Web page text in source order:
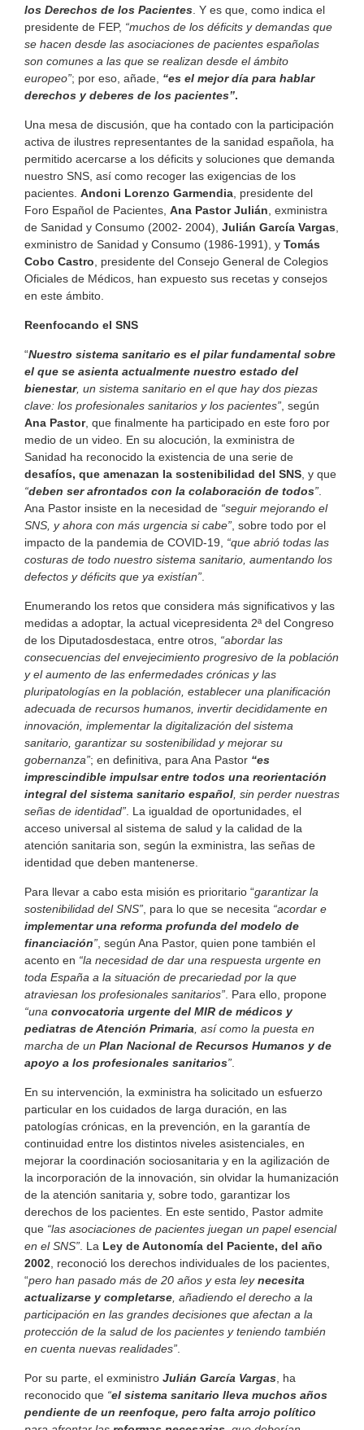
los Derechos de los Pacientes . Y es que, como indica el
presidente de FEP, “muchos de los déficits y demandas que
se hacen desde las asociaciones de pacientes españolas
son comunes a las que se realizan desde el ámbito
europeo”; por eso, añade, “es el mejor día para hablar
derechos y deberes de los pacientes”.
Una mesa de discusión, que ha contado con la participación
activa de ilustres representantes de la sanidad española, ha
permitido acercarse a los déficits y soluciones que demanda
nuestro SNS, así como recoger las exigencias de los
pacientes. Andoni Lorenzo Garmendia , presidente del
Foro Español de Pacientes, Ana Pastor Julián , exministra
de Sanidad y Consumo (2002- 2004), Julián García Vargas
exministro de Sanidad y Consumo (1986-1991), y Tomás
Cobo Castro , presidente del Consejo General de Colegios
Oficiales de Médicos, han expuesto sus recetas y consejos
en este ámbito.
Reenfocando el SNS
“Nuestro sistema sanitario es el pilar fundamental sobre
el que se asienta actualmente nuestro estado del
bienestar, un sistema sanitario en el que hay dos piezas
clave: los profesionales sanitarios y los pacientes” , según
Ana Pastor, que finalmente ha participado en este foro por
medio de un video. En su alocución, la exministra de
Sanidad ha reconocido la existencia de una serie de
desafíos, que amenazan la sostenibilidad del SNS , y que
“deben ser afrontados con la colaboración de todos”
Ana Pastor insiste en la necesidad de “seguir mejorando el
SNS, y ahora con más urgencia si cabe” , sobre todo por el
impacto de la pandemia de COVID-19, “que abrió todas las
costuras de todo nuestro sistema sanitario, aumentando los
defectos y déficits que ya existían”
Enumerando los retos que considera más significativos y las
medidas a adoptar, la actual vicepresidenta 2ª del Congreso
de los Diputadosdestaca, entre otros, “abordar las
consecuencias del envejecimiento progresivo de la población
y el aumento de las enfermedades crónicas y las
pluripatologías en la población, establecer una planificación
adecuada de recursos humanos, invertir decididamente en
innovación, implementar la digitalización del sistema
sanitario, garantizar su sostenibilidad y mejorar su
gobernanza”; en definitiva, para Ana Pastor “es
imprescindible impulsar entre todos una reorientación
integral del sistema sanitario español , sin perder nuestras
señas de identidad” . La igualdad de oportunidades, el
acceso universal al sistema de salud y la calidad de la
atención sanitaria son, según la exministra, las señas de
identidad que deben mantenerse.
Para llevar a cabo esta misión es prioritario “garantizar la
sostenibilidad del SNS” , para lo que se necesita “acordar e
implementar una reforma profunda del modelo de
financiación” , según Ana Pastor, quien pone también el
acento en “la necesidad de dar una respuesta urgente en
toda España a la situación de precariedad por la que
atraviesan los profesionales sanitarios” . Para ello, propone
“una convocatoria urgente del MIR de médicos y
pediatras de Atención Primaria , así como la puesta en
marcha de un Plan Nacional de Recursos Humanos y de
apoyo a los profesionales sanitarios”
En su intervención, la exministra ha solicitado un esfuerzo
particular en los cuidados de larga duración, en las
patologías crónicas, en la prevención, en la garantía de
continuidad entre los distintos niveles asistenciales, en
mejorar la coordinación sociosanitaria y en la agilización de
la incorporación de la innovación, sin olvidar la humanización
de la atención sanitaria y, sobre todo, garantizar los
derechos de los pacientes. En este sentido, Pastor admite
que “las asociaciones de pacientes juegan un papel esencial
en el SNS” . La Ley de Autonomía del Paciente, del año
2002 , reconoció los derechos individuales de los pacientes,
“pero han pasado más de 20 años y esta leynecesita
actualizarse y completarse , añadiendo el derecho a la
participación en las grandes decisiones que afectan a la
protección de la salud de los pacientes y teniendo también
en cuenta nuevas realidades”
Por su parte, el exministro Julián García Vargas , ha
reconocido que “el sistema sanitario lleva muchos años
pendiente de un reenfoque, pero falta arrojo político